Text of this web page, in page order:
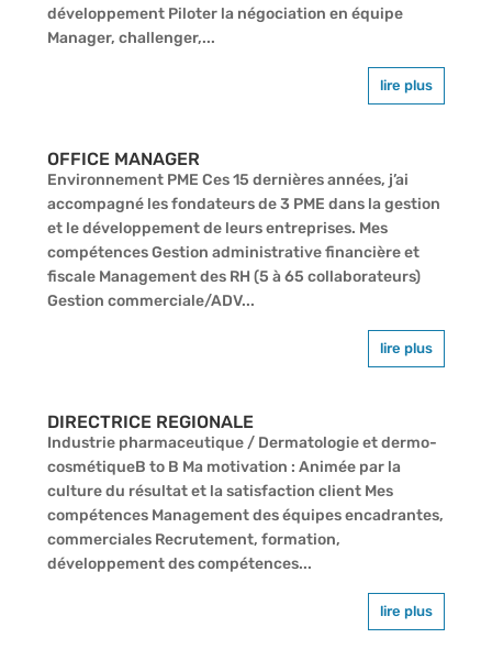
développement Piloter la négociation en équipe
Manager, challenger,...
lire plus
OFFICE MANAGER
Environnement PME Ces 15 dernières années, j’ai
accompagné les fondateurs de 3 PME dans la gestion
et le développement de leurs entreprises. Mes
compétences Gestion administrative financière et
fiscale Management des RH (5 à 65 collaborateurs)
Gestion commerciale/ADV...
lire plus
DIRECTRICE REGIONALE
Industrie pharmaceutique / Dermatologie et dermo-
cosmétiqueB to B Ma motivation : Animée par la
culture du résultat et la satisfaction client Mes
compétences Management des équipes encadrantes,
commerciales Recrutement, formation,
développement des compétences...
lire plus